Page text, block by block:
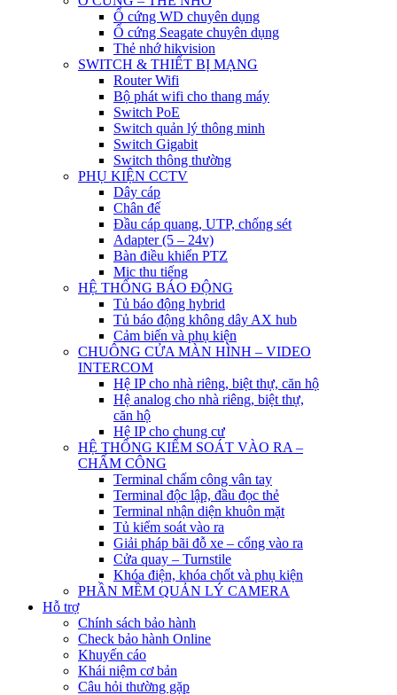
Ổ cứng WD chuyên dụng
Ổ cứng Seagate chuyên dụng
Thẻ nhớ hikvision
SWITCH & THIẾT BỊ MẠNG
Router Wifi
Bộ phát wifi cho thang máy
Switch PoE
Switch quản lý thông minh
Switch Gigabit
Switch thông thường
PHỤ KIỆN CCTV
Dây cáp
Chân đế
Đầu cáp quang, UTP, chống sét
Adapter (5 – 24v)
Bàn điều khiển PTZ
Mic thu tiếng
HỆ THỐNG BÁO ĐỘNG
Tủ báo động hybrid
Tủ báo động không dây AX hub
Cảm biến và phụ kiện
CHUÔNG CỬA MÀN HÌNH – VIDEO
INTERCOM
Hệ IP cho nhà riêng, biệt thự, căn hộ
Hệ analog cho nhà riêng, biệt thự,
căn hộ
Hệ IP cho chung cư
HỆ THỐNG KIỂM SOÁT VÀO RA –
CHẤM CÔNG
Terminal chấm công vân tay
Terminal độc lập, đầu đọc thẻ
Terminal nhận diện khuôn mặt
Tủ kiểm soát vào ra
Giải pháp bãi đỗ xe – cổng vào ra
Cửa quay – Turnstile
Khóa điện, khóa chốt và phụ kiện
PHẦN MỀM QUẢN LÝ CAMERA
Hỗ trợ
Chính sách bảo hành
Check bảo hành Online
Khuyến cáo
Khái niệm cơ bản
Câu hỏi thường gặp